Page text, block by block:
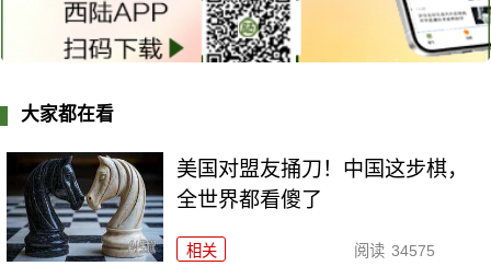
大家都在看
美国对盟友捅刀！中国这步棋，
全世界都看傻了
相关 阅读 34575